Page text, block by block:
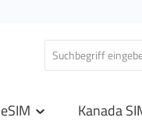
Kanada